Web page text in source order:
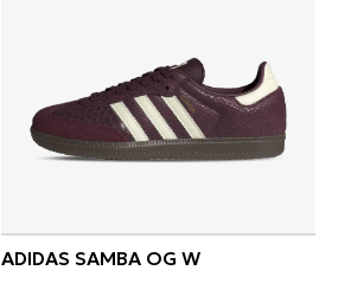
ADIDAS SAMBA OG W